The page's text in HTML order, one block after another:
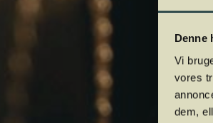
Denne
Vi
vores
dem,